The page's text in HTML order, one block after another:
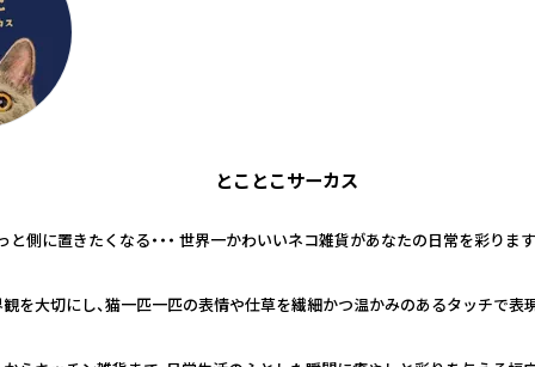
とことこサーカス
と側に置きたくなる・・・ 世界一かわいいネコ雑貨があなたの日常を彩ります
を大切にし、猫一匹一匹の表情や仕草を繊細かつ温かみのあるタッチで表